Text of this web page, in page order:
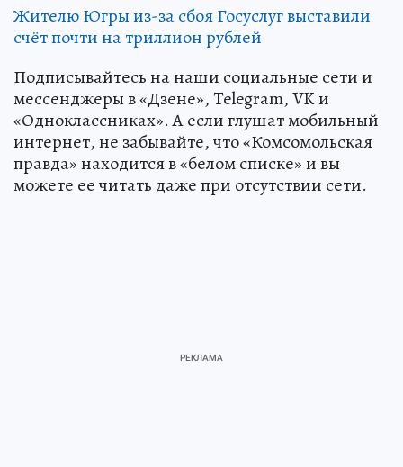
Жителю Югры из-за сбоя Госуслуг выставили
счёт почти на триллион рублей
Подписывайтесь на наши социальные сети и
мессенджеры в «Дзене», Telegram, VK и
«Одноклассниках». А если глушат мобильный
интернет, не забывайте, что «Комсомольская
правда» находится в «белом списке» и вы
можете ее читать даже при отсутствии сети.